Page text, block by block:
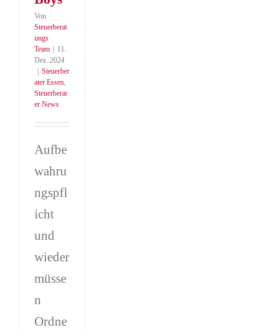
Von
Steuerberat
ungs
Team
11.
Dez..2024
Steuerber
ater Essen,
Steuerberat
er News
Aufbe
wahru
ngspfl
icht
und
wieder
müsse
n
Ordne